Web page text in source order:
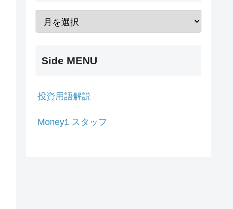
Side MENU
投資用語解説
Money1 スタッフ